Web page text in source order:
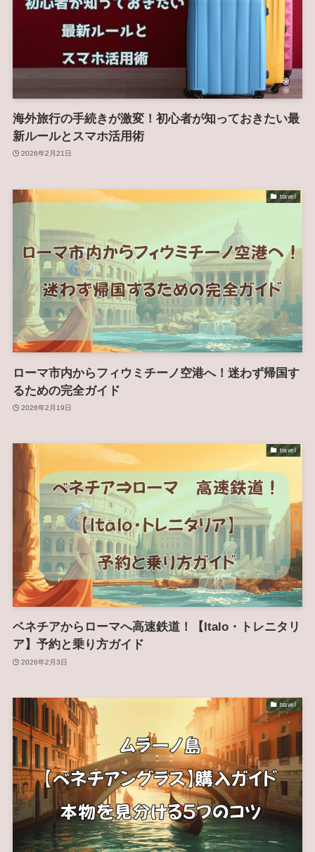
海外旅行の手続きが激変！初心者が知っておきたい最
新ルールとスマホ活用術
2026年2月21日
travel
ローマ市内からフィウミチーノ空港へ！迷わず帰国す
るための完全ガイド
2026年2月19日
travel
ベネチアからローマへ高速鉄道！【Italo・トレニタリ
ア】予約と乗り方ガイド
2026年2月3日
travel